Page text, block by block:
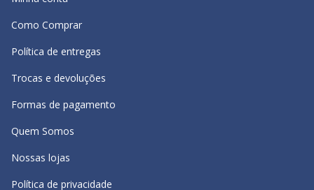
Como Comprar
Política de entregas
Trocas e devoluções
Formas de pagamento
Quem Somos
Nossas lojas
Política de privacidade